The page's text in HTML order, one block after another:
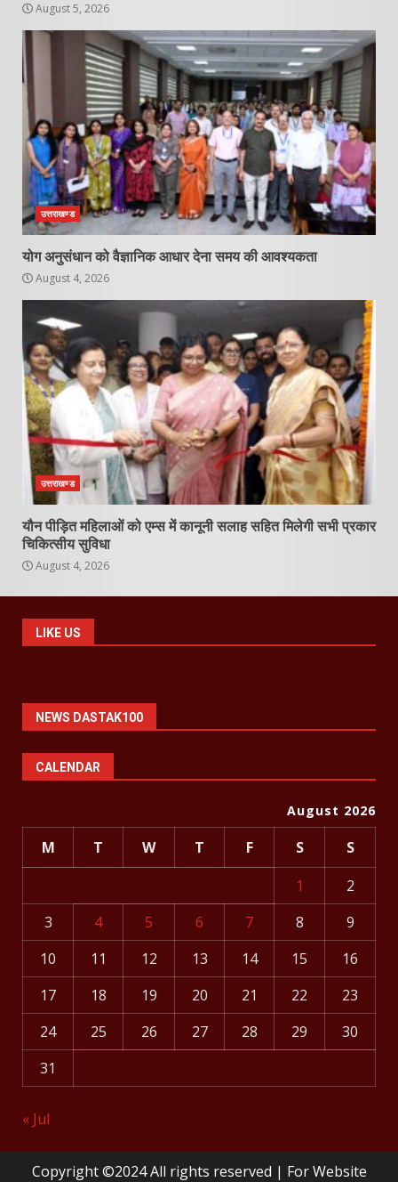
August 5, 2026
उत्तराखण्ड
योग अनुसंधान को वैज्ञानिक आधार देना समय की आवश्यकता
August 4, 2026
उत्तराखण्ड
यौन पीड़ित महिलाओं को एम्स में कानूनी सलाह सहित मिलेगी सभी प्रकार
चिकित्सीय सुविधा
August 4, 2026
LIKE US
NEWS DASTAK100
CALENDAR
August 2026
M T W T F S
S
1
2
3
4 5 6 7 8
9
10
11 12 13 14 15
16
17
18 19 20 21 22
23
24
25 26 27 28 29
30
31
« Jul
Copyright ©2024 All rights reserved | For Website